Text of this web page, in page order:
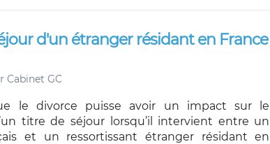
d'un étranger résidant en France
Cabinet GC
le divorce puisse avoir un impact sur le
titre de séjour lorsqu’il intervient entre un
et un ressortissant étranger résidant en